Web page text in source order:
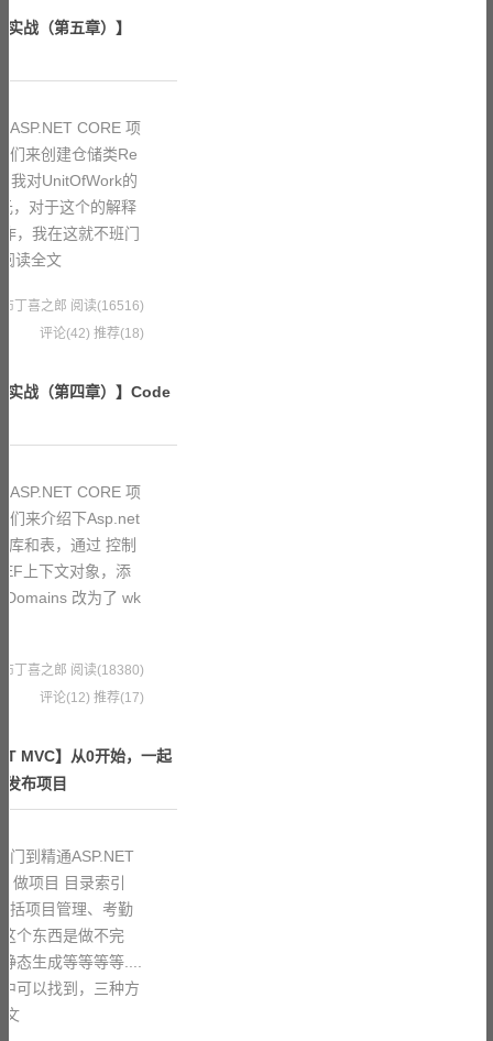
战（第五章）】
ASP.NET CORE 项
们来创建仓储类Re
我对UnitOfWork的
，对于这个的解释
，我在这就不班门
阅读全文
丁喜之郎 阅读(16516)
评论(42) 推荐(18)
实战（第四章）】Code
ASP.NET CORE 项
们来介绍下Asp.net
库和表，通过 控制
上下文对象，添
Domains 改为了 wk
丁喜之郎 阅读(18380)
评论(12) 推荐(17)
MVC】从0开始，一起
布项目
门到精通ASP.NET
做项目 目录索引
括项目管理、考勤
个东西是做不完
态生成等等等等....
可以找到，三种方
文